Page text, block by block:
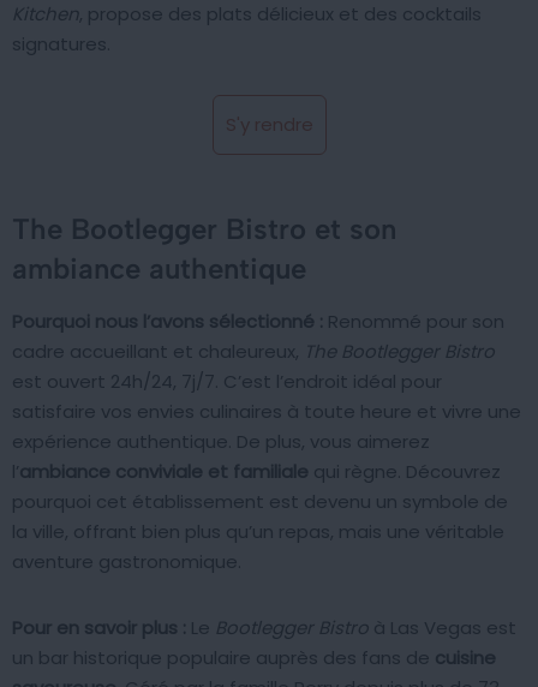
Kitchen, propose des plats délicieux et des cocktails
signatures.
S'y rendre
The Bootlegger Bistro et son
ambiance authentique
Pourquoi nous l’avons sélectionné : Renommé pour son
cadre accueillant et chaleureux, The Bootlegger Bistro
est ouvert 24h/24, 7j/7. C’est l’endroit idéal pour
satisfaire vos envies culinaires à toute heure et vivre une
expérience authentique. De plus, vous aimerez
l’ambiance conviviale et familiale qui règne. Découvrez
pourquoi cet établissement est devenu un symbole de
la ville, offrant bien plus qu’un repas, mais une véritable
aventure gastronomique.
Pour en savoir plus : Le Bootlegger Bistro à Las Vegas est
un bar historique populaire auprès des fans de cuisine